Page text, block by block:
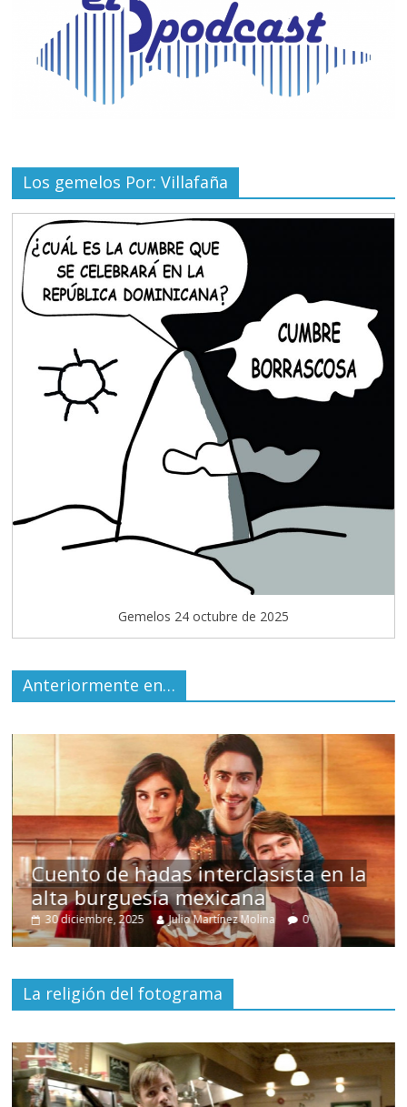
Los gemelos Por: Villafaña
Gemelos 24 octubre de 2025
Anteriormente en…
Cuento de hadas interclasista en la
alta burguesía mexicana
30 diciembre, 2025 Julio Martínez Molina 0
La religión del fotograma